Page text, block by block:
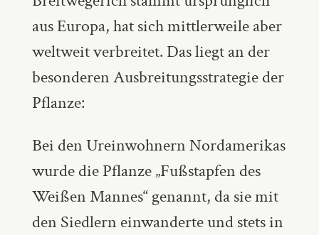
aus Europa, hat sich mittlerweile aber
weltweit verbreitet. Das liegt an der
besonderen Ausbreitungsstrategie der
Pflanze:
Bei den Ureinwohnern Nordamerikas
wurde die Pflanze „Fußstapfen des
Weißen Mannes“ genannt, da sie mit
den Siedlern einwanderte und stets in